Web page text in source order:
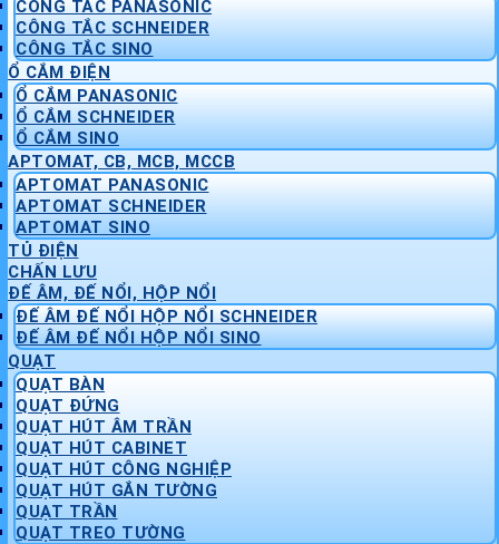
CÔNG TẮC PANASONIC
CÔNG TẮC SCHNEIDER
CÔNG TẮC SINO
Ổ CẮM ĐIỆN
Ổ CẮM PANASONIC
Ổ CẮM SCHNEIDER
Ổ CẮM SINO
APTOMAT, CB, MCB, MCCB
APTOMAT PANASONIC
APTOMAT SCHNEIDER
APTOMAT SINO
TỦ ĐIỆN
CHẤN LƯU
ĐẾ ÂM, ĐẾ NỔI, HỘP NỔI
ĐẾ ÂM ĐẾ NỔI HỘP NỔI SCHNEIDER
ĐẾ ÂM ĐẾ NỔI HỘP NỔI SINO
QUẠT
QUẠT BÀN
QUẠT ĐỨNG
QUẠT HÚT ÂM TRẦN
QUẠT HÚT CABINET
QUẠT HÚT CÔNG NGHIỆP
QUẠT HÚT GẮN TƯỜNG
QUẠT TRẦN
QUẠT TREO TƯỜNG